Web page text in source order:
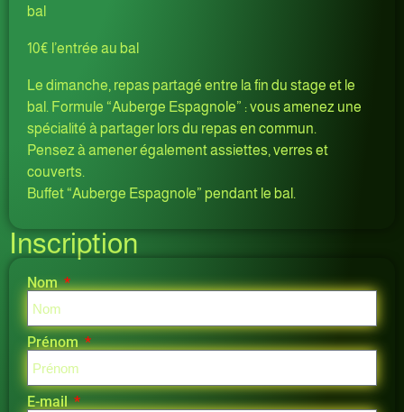
bal
10€ l’entrée au bal
Le dimanche, repas partagé entre la fin du stage et le
bal. Formule “Auberge Espagnole” : vous amenez une
spécialité à partager lors du repas en commun.
Pensez à amener également assiettes, verres et
couverts.
Buffet “Auberge Espagnole” pendant le bal.
Inscription
Nom
Prénom
E-mail